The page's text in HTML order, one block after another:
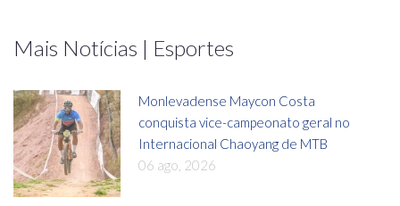
Mais Notícias | Esportes
Monlevadense Maycon Costa
conquista vice-campeonato geral no
Internacional Chaoyang de MTB
06 ago, 2026